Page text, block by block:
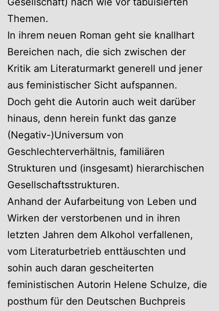
Themen.
In ihrem neuen Roman geht sie knallhart
Bereichen nach, die sich zwischen der
Kritik am Literaturmarkt generell und jener
aus feministischer Sicht aufspannen.
Doch geht die Autorin auch weit darüber
hinaus, denn herein funkt das ganze
(Negativ-)Universum von
Geschlechterverhältnis, familiären
Strukturen und (insgesamt) hierarchischen
Gesellschaftsstrukturen.
Anhand der Aufarbeitung von Leben und
Wirken der verstorbenen und in ihren
letzten Jahren dem Alkohol verfallenen,
vom Literaturbetrieb enttäuschten und
sohin auch daran gescheiterten
feministischen Autorin Helene Schulze, die
posthum für den Deutschen Buchpreis